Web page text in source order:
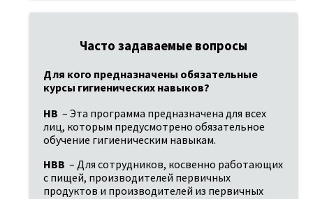
Часто задаваемые вопросы
Для кого предназначены обязательные
курсы гигиенических навыков?
HB – Эта программа предназначена для всех
лиц, которым предусмотрено обязательное
обучение гигиеническим навыкам.
HBB – Для сотрудников, косвенно работающих
с пищей, производителей первичных
продуктов и производителей из первичных